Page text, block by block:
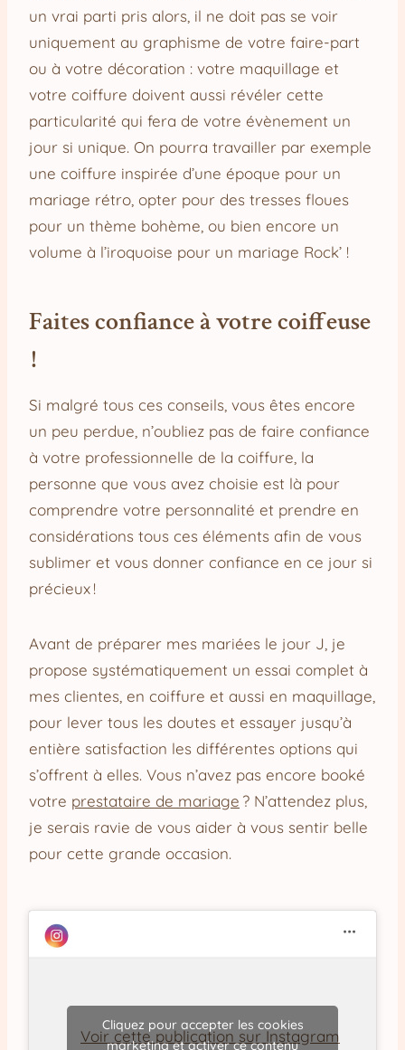
un vrai parti pris alors, il ne doit pas se voir
uniquement au graphisme de votre faire-part
ou à votre décoration : votre maquillage et
votre coiffure doivent aussi révéler cette
particularité qui fera de votre évènement un
jour si unique. On pourra travailler par exemple
une coiffure inspirée d’une époque pour un
mariage rétro, opter pour des tresses floues
pour un thème bohème, ou bien encore un
volume à l’iroquoise pour un mariage Rock’ !
Faites confiance à votre coiffeuse
!
Si malgré tous ces conseils, vous êtes encore
un peu perdue, n’oubliez pas de faire confiance
à votre professionnelle de la coiffure, la
personne que vous avez choisie est là pour
comprendre votre personnalité et prendre en
considérations tous ces éléments afin de vous
sublimer et vous donner confiance en ce jour si
précieux !
Avant de préparer mes mariées le jour J, je
propose systématiquement un essai complet à
mes clientes, en coiffure et aussi en maquillage,
pour lever tous les doutes et essayer jusqu’à
entière satisfaction les différentes options qui
s’offrent à elles. Vous n’avez pas encore booké
votre prestataire de mariage ? N’attendez plus,
je serais ravie de vous aider à vous sentir belle
pour cette grande occasion.
Voir cette publication sur Instagram
Cliquez pour accepter les cookies
marketing et activer ce contenu